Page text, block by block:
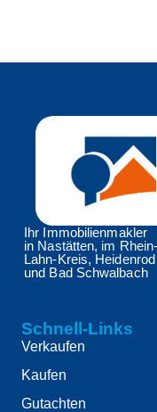
Ihr Immobilienmakler
in Nastätten, im Rhein-
Lahn-Kreis, Heidenrod
und Bad Schwalbach
Schnell-Links
Verkaufen
Kaufen
Gutachten